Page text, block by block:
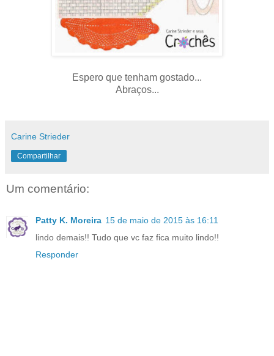
Espero que tenham gostado...
Abraços...
Carine Strieder
Compartilhar
Um comentário:
Patty K. Moreira 15 de maio de 2015 às 16:11
lindo demais!! Tudo que vc faz fica muito lindo!!
Responder